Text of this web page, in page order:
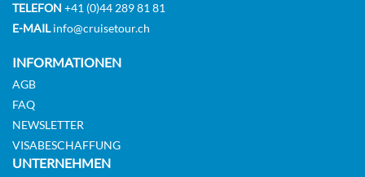
TELEFON +41 (0)44 289 81 81
E-MAILinfo@cruisetour.ch
INFORMATIONEN
AGB
FAQ
NEWSLETTER
VISABESCHAFFUNG
UNTERNEHMEN